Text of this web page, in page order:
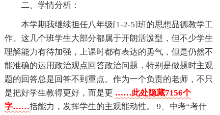
二、学情分析：
本学期我继续担任八年级[1-2-5]班的思想品德教学工
作。这几个班学生大部分都属于开朗活泼型，但不少学生
理解能力有待加强，上课时都有表达的勇气，但是仍然不
能准确的运用政治观点回答政治问题，特别是做题时主观
题的回答总是回答不到重点。作为一个负责的老师，不只
是把好学生教得更好，而是更 ……此处隐藏7156个
字……括能力，发挥学生的主观能动性。 9、中考“考什